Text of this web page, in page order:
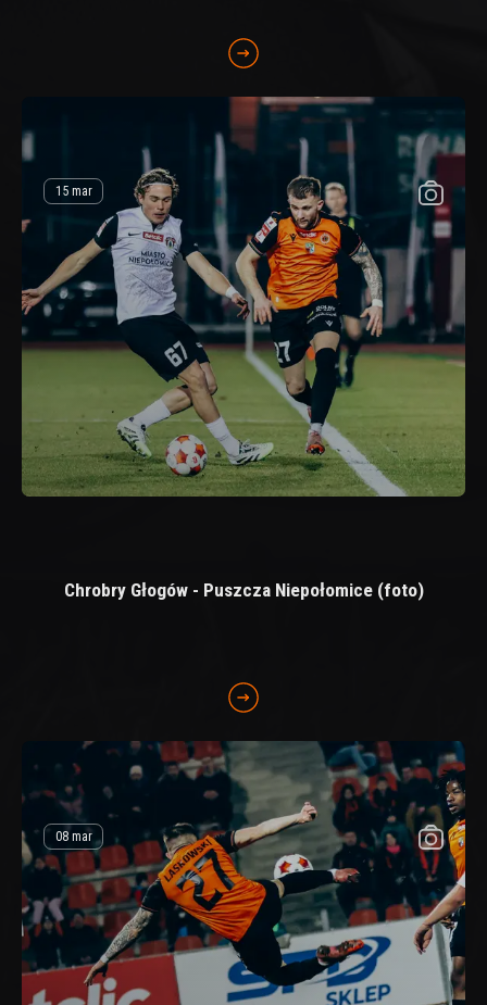
15 mar
Chrobry Głogów - Puszcza Niepołomice (foto)
08 mar